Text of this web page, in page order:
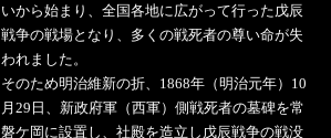
いから始まり、全国各地に広がって行った戊辰
戦争の戦場となり、多くの戦死者の尊い命が失
われました。
そのため明治維新の折、1868年（明治元年）10
月29日、新政府軍（西軍）側戦死者の墓碑を常
磐ケ岡に設置し、社殿を造立し戊辰戦争の戦没